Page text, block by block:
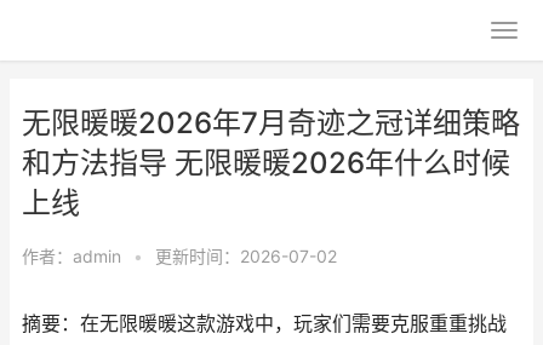
无限暖暖2026年7月奇迹之冠详细策略
和方法指导 无限暖暖2026年什么时候
上线
作者： admin • 更新时间：2026-07-02
摘要：在无限暖暖这款游戏中，玩家们需要克服重重挑战